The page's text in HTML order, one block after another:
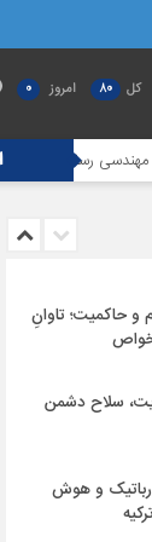
کل 80 امروز 0
وقتی روایت، سلاح
حاکمیت؛ تاوانِ
خواص
سلاح دشمن
رباتیک و هوش